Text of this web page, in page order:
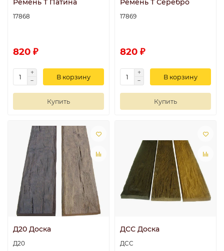
Ремень Т Патина
17868
820 ₽
В корзину
Купить
Ремень Т Серебро
17869
820 ₽
В корзину
Купить
Д20 Доска
Д20
ДСС Доска
ДCC